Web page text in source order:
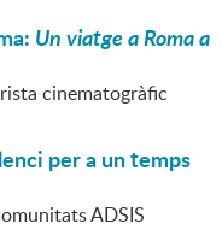
Un viatge a Roma a
cinematogràfic
per a un temps
ADSIS